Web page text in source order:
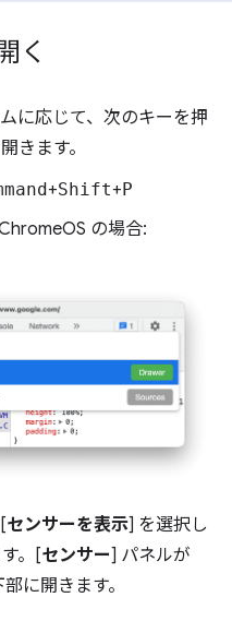
く
に応じて、次のキーを押
きます。
+Shift+P
の場合:
センサーを表示] を選択し
。[センサー] パネルが
に開きます。